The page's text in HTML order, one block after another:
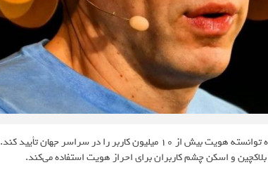
پروژه عجیب و متفاوت World که پیشتر با نام Worldcoin شناخته می‌شد، اعلام کرده توانسته هویت بیش از 10 میلیون کاربر را در سراسر جهان تأیید کند.